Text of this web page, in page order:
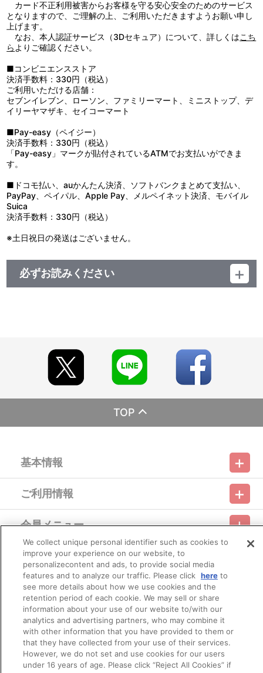
音声特典
本編オーディオコメンタリー
〈出演：武田一義（原作・共同脚本）、久慈悟郎（監督）、横田知
加子（音響監督）、石川 啓（企画・プロデュース）、SYO（司会・
他、仕様
原作・武田一義描きおろし特製Wブックケース
同期ながら頼れる上等兵・吉敷だった。2人は共に励ましあい、苦
悩を分かち合いながら、特別な絆を育んでいく。一人一人それぞれ
に生活があり、家族がいた。誰一人、死にたくなどなかった。た
だ、愛する者たちの元へ帰りたかった。最後まで生き残った日本兵
はわずか34人。過酷で残酷な世界でなんとか懸命に生きようとした
カード不正利用被害からお客様を守る安心安全のためのサービス
となりますので、ご理解の上、ご利用いただきますようお願い申し
上げます。
なお、本人認証サービス（3Dセキュア）について、詳しくはこち
ら よりご確認ください。
■コンビニエンスストア
決済手数料：330円（税込）
ご利用いただける店舗：
セブンイレブン、ローソン、ファミリーマート、ミニストップ、デ
イリーヤマザキ、セイコーマート
■Pay-easy（ペイジー）
決済手数料：330円（税込）
「Pay-easy」マークが貼付されているATMでお支払いができま
す。
■ドコモ払い、auかんたん決済、ソフトバンクまとめて支払い、
PayPay、ペイパル、Apple Pay、メルペイネット決済、モバイル
Suica
決済手数料：330円（税込）
※土日祝日の発送はございません。
必ずお読みください
※商品画像・特典画像はイメージです。実際の仕様とは異なる場
合がございます。あらかじめご了承ください。
※特典・仕様等は予告なく変更となる場合がございます。
■ご注文・お支払いについて
※A-on STOREでの決済方法は「カード決済」、「コンビニ決
済」、「Pay-easy（ペイジー）」、「WEB・スマホ決済」のみと
なります。
[@bnfw.co.jp]のドメイン指定受信の設定をお願いいたします。
(受信許可の設定を行わないとメールが「迷惑メールフォルダ」
※決済方法「カード決済」を選択時は、発売月の初旬ごろに決済
処理を実施いたします。
注文受付後の決済方法変更はできませんので、あらかじめご了
※決済方法「コンビニ決済」、「Pay-easy（ペイジー）」を選択
いただきます。
あらかじめ[@bnfw.co.jp]のドメイン指定受信の設定をお願い
いたします。
メールにてご案内させていただきましたお支払期日までに購
入・決済手続きが行われなかった場合は、キャンセル扱いとして手
続きをいたします。
いかなる理由でも、決済期間の延長は対応できかねます。
なお、発売月上旬以降、以下の手順でもご確認いただけます。
（１）A-on STOREにアクセスし、ログインします。
（２）「マイページ」の「ご注文履歴」を開きます。
（３）対象のご注文番号をクリック。
（４）「配送情報」内「決済方法」の「お支払い手続きはこち
TOP
基本情報
利用規約 特定商取引法に基づく表示
ご利用情報
ご利用ガイド サイトマップ お問い合わせ 推奨環境
Do Not Sell or Share My Personal Information
会員メニュー
会員規約 新規会員登録
その他のご案内
バンダイナムコフィルムワークス
We collect unique personal identifier such as cookies to
improve your experience on our website, to
personalizecontent and ads, to provide social media
features and to analyze our traffic. Please click hereto
see more details about how we use cookies and the
retention period of each cookie. We may sell or share
information about your use of our website to/with our
analytics and advertising partners, who may combine it
with other information that you have provided to them or
that they have collected from your use of their services.
However, we do not set and use cookies for our users
under 16 years of age. Please click “Reject All Cookies” if